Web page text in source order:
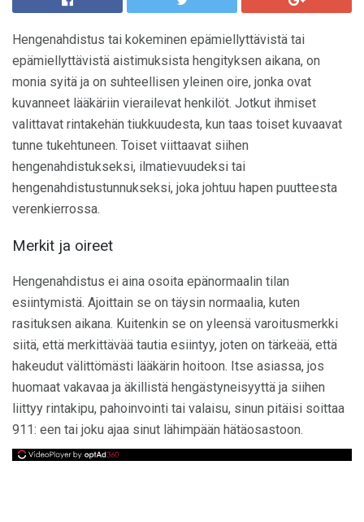
Hengenahdistus tai kokeminen epämiellyttävistä tai
epämiellyttävistä aistimuksista hengityksen aikana, on
monia syitä ja on suhteellisen yleinen oire, jonka ovat
kuvanneet lääkäriin vierailevat henkilöt. Jotkut ihmiset
valittavat rintakehän tiukkuudesta, kun taas toiset kuvaavat
tunne tukehtuneen. Toiset viittaavat siihen
hengenahdistukseksi, ilmatievuudeksi tai
hengenahdistustunnukseksi, joka johtuu hapen puutteesta
verenkierrossa.
Merkit ja oireet
Hengenahdistus ei aina osoita epänormaalin tilan
esiintymistä. Ajoittain se on täysin normaalia, kuten
rasituksen aikana. Kuitenkin se on yleensä varoitusmerkki
siitä, että merkittävää tautia esiintyy, joten on tärkeää, että
hakeudut välittömästi lääkärin hoitoon. Itse asiassa, jos
huomaat vakavaa ja äkillistä hengästyneisyyttä ja siihen
liittyy rintakipu, pahoinvointi tai valaisu, sinun pitäisi soittaa
911: een tai joku ajaa sinut lähimpään hätäosastoon.